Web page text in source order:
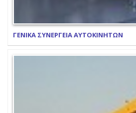
ΓΕΝΙΚΑ ΣΥΝΕΡΓΕΙΑ ΑΥΤΟΚΙΝΗΤΩΝ